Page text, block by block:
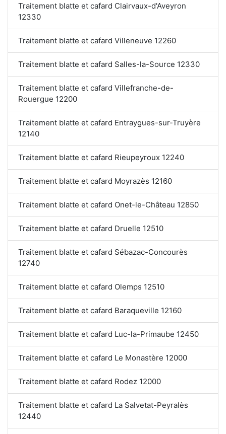
Traitement blatte et cafard Clairvaux-d'Aveyron
12330
Traitement blatte et cafard Villeneuve 12260
Traitement blatte et cafard Salles-la-Source 12330
Traitement blatte et cafard Villefranche-de-
Rouergue 12200
Traitement blatte et cafard Entraygues-sur-Truyère
12140
Traitement blatte et cafard Rieupeyroux 12240
Traitement blatte et cafard Moyrazès 12160
Traitement blatte et cafard Onet-le-Château 12850
Traitement blatte et cafard Druelle 12510
Traitement blatte et cafard Sébazac-Concourès
12740
Traitement blatte et cafard Olemps 12510
Traitement blatte et cafard Baraqueville 12160
Traitement blatte et cafard Luc-la-Primaube 12450
Traitement blatte et cafard Le Monastère 12000
Traitement blatte et cafard Rodez 12000
Traitement blatte et cafard La Salvetat-Peyralès
12440